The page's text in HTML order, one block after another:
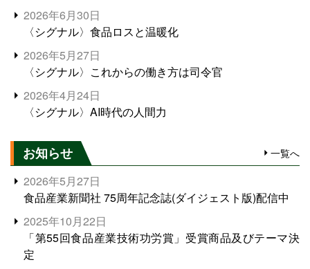
2026年6月30日
〈シグナル〉食品ロスと温暖化
2026年5月27日
〈シグナル〉これからの働き方は司令官
2026年4月24日
〈シグナル〉AI時代の人間力
お知らせ 一覧へ
2026年5月27日
食品産業新聞社 75周年記念誌(ダイジェスト版)配信中
2025年10月22日
「第55回食品産業技術功労賞」受賞商品及びテーマ決
定